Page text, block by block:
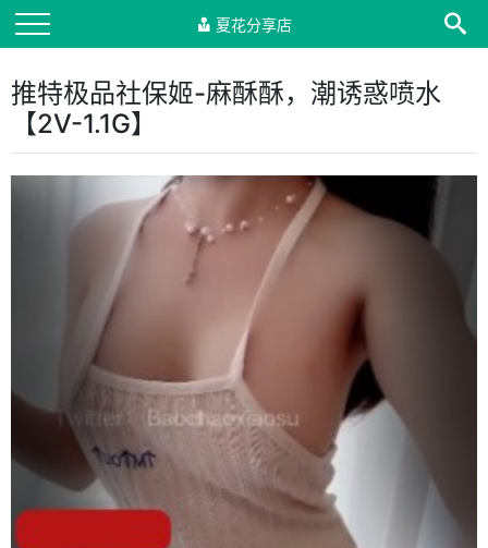
夏花分享店
推特极品社保姬-麻酥酥，潮诱惑喷水
【2V-1.1G】